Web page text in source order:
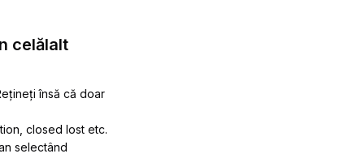
celălalt
însă că doar
closed lost etc.
selectând